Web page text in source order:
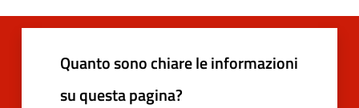
Quanto sono chiare le informazioni
su questa pagina?